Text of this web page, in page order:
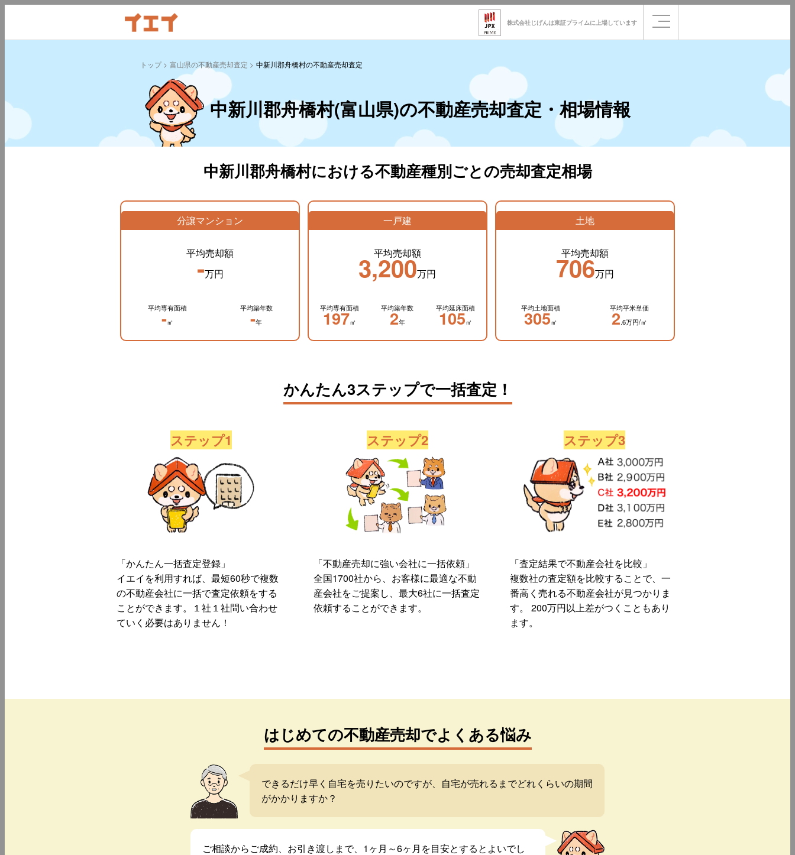
株式会社じげんは東証プライムに 上場しています
トップ 富山県の不動産売却査定 中新川郡舟橋村の不動産売却査定
中新川郡舟橋村(富山県)の不動産売却査定・相場情報
中新川郡舟橋村における不動産種別ごとの売却査定相場
分譲マンション
平均売却額
-万円
平均専有面積
-㎡
平均築年数
-年
一戸建
平均売却額
3,200万円
平均専有面積
197㎡
平均築年数
2年
平均延床面積
105㎡
土地
平均売却額
706万円
平均土地面積
305㎡
平均平米単価
2.6万円/㎡
かんたん3ステップで一括査定！
ステップ1
「かんたん一括査定登録」
イエイを利用すれば、最短60秒で複数
の不動産会社に一括で査定依頼をする
ことができます。１社１社問い合わせ
ていく必要はありません！
ステップ2
「不動産売却に強い会社に一括依頼」
全国1700社から、お客様に最適な不動
産会社をご提案し、最大6社に一括査定
依頼することができます。
ステップ3
「査定結果で不動産会社を比較」
複数社の査定額を比較することで、一
番高く売れる不動産会社が見つかりま
す。 200万円以上差がつくこともあり
ます。
はじめての不動産売却でよくある悩み
できるだけ早く自宅を売りたいのですが、自宅が売れるまでどれくらいの期間
がかかりますか？
ご相談からご成約、お引き渡しまで、1ヶ月～6ヶ月を目安とするとよいでし